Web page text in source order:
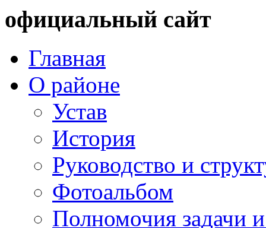
официальный сайт
Главная
О районе
Устав
История
Руководство и
Фотоальбом
Полномочия задачи